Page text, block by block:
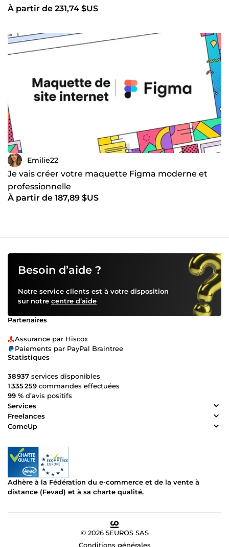
À partir de 231,74 $US
Emilie22
Je vais créer votre maquette Figma moderne et
professionnelle
À partir de 187,89 $US
Besoin d’aide ?
Notre service clients est à votre disposition
sur notre centre d’aide
Partenaires
Assurance par Hiscox
Paiements par PayPal Braintree
Statistiques
38 937 services disponibles
1 335 259 commandes effectuées
99 % d’avis positifs
Services
Freelances
ComeUp
Adhère à la Fédération du e-commerce et de la vente à
distance (Fevad) et à sa charte qualité.
© 2026 5EUROS SAS
Conditions générales